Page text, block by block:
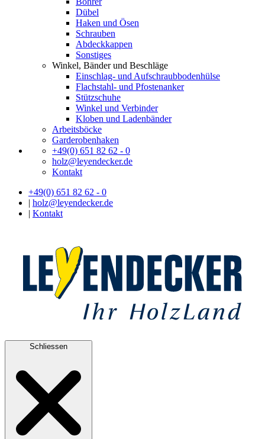
Dübel
Haken und Ösen
Schrauben
Abdeckkappen
Sonstiges
Winkel, Bänder und Beschläge
Einschlag- und Aufschraubbodenhülse
Flachstahl- und Pfostenanker
Stützschuhe
Winkel und Verbinder
Kloben und Ladenbänder
Arbeitsböcke
Garderobenhaken
+49(0) 651 82 62 - 0
holz@leyendecker.de
Kontakt
+49(0) 651 82 62 - 0
| holz@leyendecker.de
| Kontakt
Schliessen